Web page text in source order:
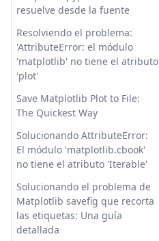
Una guía completa
Desde el Promp hasta el
Código: El Poder de GPT
Engineer
Conversations? Unraveling AI
Learning and Contextual
Memory
Ecoute: An OpenAI GPT-3.5
Powered Real-time
Communication Transcription
Tool
Ecoute: Una herramienta de
transcripción de comunicación
resuelve desde la fuente
Resolviendo el problema:
'AttributeError: el módulo
'matplotlib' no tiene el atributo
'plot'
Save Matplotlib Plot to File:
The Quickest Way
Solucionando AttributeError:
El módulo 'matplotlib.cbook'
no tiene el atributo 'Iterable'
Solucionando el problema de
Matplotlib savefig que recorta
las etiquetas: Una guía
detallada